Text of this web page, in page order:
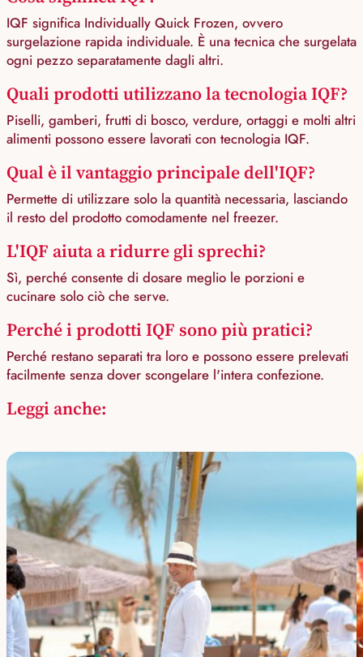
IQF significa Individually Quick Frozen, ovvero
surgelazione rapida individuale. È una tecnica che surgelata
ogni pezzo separatamente dagli altri.
Quali prodotti utilizzano la tecnologia IQF?
Piselli, gamberi, frutti di bosco, verdure, ortaggi e molti altri
alimenti possono essere lavorati con tecnologia IQF.
Qual è il vantaggio principale dell'IQF?
Permette di utilizzare solo la quantità necessaria, lasciando
il resto del prodotto comodamente nel freezer.
L'IQF aiuta a ridurre gli sprechi?
Sì, perché consente di dosare meglio le porzioni e
cucinare solo ciò che serve.
Perché i prodotti IQF sono più pratici?
Perché restano separati tra loro e possono essere prelevati
facilmente senza dover scongelare l'intera confezione.
Leggi anche: